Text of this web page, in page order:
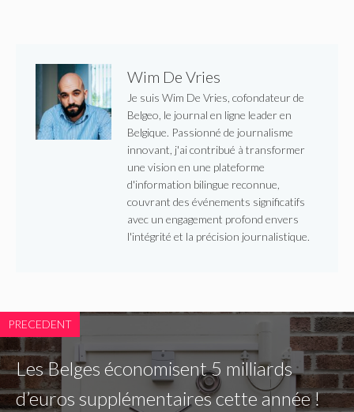
Wim De Vries
Je suis Wim De Vries, cofondateur de
Belgeo, le journal en ligne leader en
Belgique. Passionné de journalisme
innovant, j'ai contribué à transformer
une vision en une plateforme
d'information bilingue reconnue,
couvrant des événements significatifs
avec un engagement profond envers
l'intégrité et la précision journalistique.
PRECEDENT
Les Belges économisent 5 milliards
d’euros supplémentaires cette année !